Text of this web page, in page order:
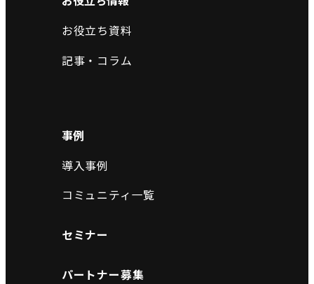
お役立ち資料
記事・コラム
事例
導入事例
コミュニティ一覧
セミナー
パートナー募集